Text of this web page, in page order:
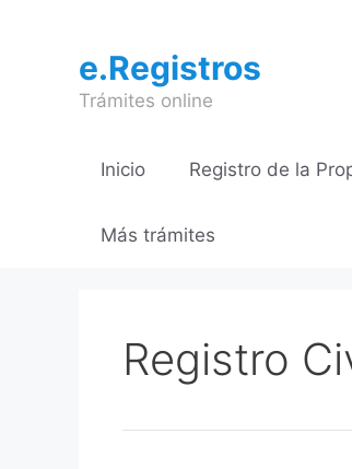
contenidoe.Registros
Trámites online
Inicio Registro de la
Más trámites
Registro